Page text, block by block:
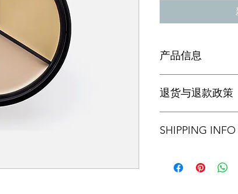
产品信息
如尺寸、材料、保养
信息，让买家有信心
退货与退款政策
满意的产品。退款或
SHIPPING INFO
information about